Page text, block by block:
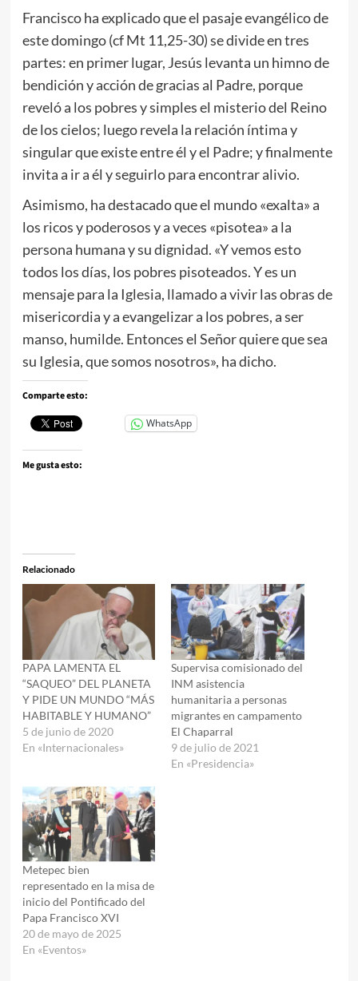
Francisco ha explicado que el pasaje evangélico de
este domingo (cf Mt 11,25-30) se divide en tres
partes: en primer lugar, Jesús levanta un himno de
bendición y acción de gracias al Padre, porque
reveló a los pobres y simples el misterio del Reino
de los cielos; luego revela la relación íntima y
singular que existe entre él y el Padre; y finalmente
invita a ir a él y seguirlo para encontrar alivio.
Asimismo, ha destacado que el mundo «exalta» a
los ricos y poderosos y a veces «pisotea» a la
persona humana y su dignidad. «Y vemos esto
todos los días, los pobres pisoteados. Y es un
mensaje para la Iglesia, llamado a vivir las obras de
misericordia y a evangelizar a los pobres, a ser
manso, humilde. Entonces el Señor quiere que sea
su Iglesia, que somos nosotros», ha dicho.
Comparte esto:
WhatsApp
Me gusta esto:
Relacionado
PAPA LAMENTA EL
“SAQUEO” DEL PLANETA
Y PIDE UN MUNDO “MÁS
HABITABLE Y HUMANO”
5 de junio de 2020
En «Internacionales»
Supervisa comisionado del
INM asistencia
humanitaria a personas
migrantes en campamento
El Chaparral
9 de julio de 2021
En «Presidencia»
Metepec bien
representado en la misa de
inicio del Pontificado del
Papa Francisco XVI
20 de mayo de 2025
En «Eventos»